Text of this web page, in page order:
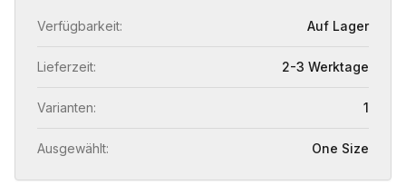
Verfügbarkeit: Auf Lager
Lieferzeit: 2-3 Werktage
Varianten: 1
Ausgewählt: One Size